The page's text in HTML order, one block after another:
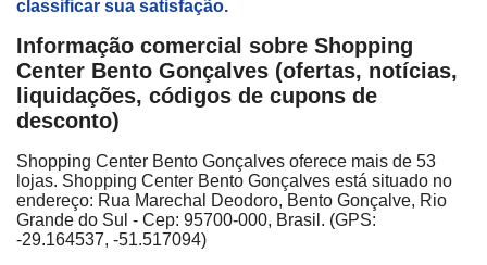
classificar sua satisfação.
Informação comercial sobre Shopping
Center Bento Gonçalves (ofertas, notícias,
liquidações, códigos de cupons de
desconto)
Shopping Center Bento Gonçalves oferece mais de 53
lojas. Shopping Center Bento Gonçalves está situado no
endereço: Rua Marechal Deodoro, Bento Gonçalve, Rio
Grande do Sul - Cep: 95700-000, Brasil. (GPS:
-29.164537, -51.517094)